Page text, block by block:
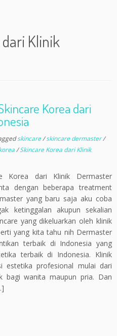
Klinik
Korea dari
skincare/skincare dermaster/
/Skincare Korea dari Klinik
Korea dari Klinik Dermaster
dengan beberapa treatment
yang baru saja aku coba
ketinggalan akupun sekalian
yang dikeluarkan oleh klinik
yang kita tahu nih Dermaster
terbaik di Indonesia yang
terbaik di Indonesia. Klinik
estetika profesional mulai dari
bagi wanita maupun pria. Dan